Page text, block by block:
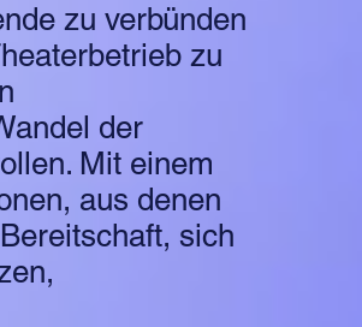
zu verbünden
zu
der
Mit einem
aus denen
sich